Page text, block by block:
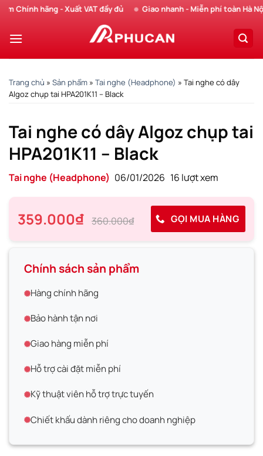
Chuyển
nội
hãng - Xuất VAT đầy đủ Giao nhanh - Miễn phí toàn Hà Nội
Trang chủ » Sản phẩm » Tai nghe (Headphone) » Tai nghe có dây
Algoz chụp tai HPA201K11 – Black
Tai nghe có dây Algoz chụp tai
HPA201K11 – Black
Tai nghe (Headphone) 06/01/2026 16 lượt xem
359.000₫ 360.000₫ GỌI MUA HÀNG
Chính sách sản phẩm
Hàng chính hãng
Bảo hành tận nơi
Giao hàng miễn phí
Hỗ trợ cài đặt miễn phí
Kỹ thuật viên hỗ trợ trực tuyến
Chiết khấu dành riêng cho doanh nghiệp